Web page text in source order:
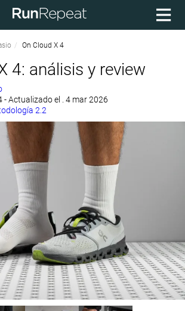
On Cloud X 4
4: análisis y review
- Actualizado el . 4 mar 2026
2.2